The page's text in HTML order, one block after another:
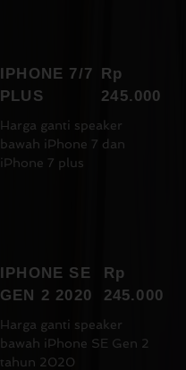
IPHONE 7/7
PLUS
Rp
245.000
Harga ganti speaker
bawah iPhone 7 dan
iPhone 7 plus
IPHONE SE
GEN 2 2020
Rp
245.000
Harga ganti speaker
bawah iPhone SE Gen 2
tahun 2020